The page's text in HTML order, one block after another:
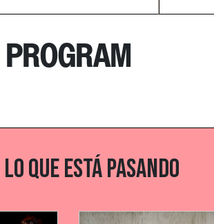
PROGRAM
QUE ESTÁ PASANDO